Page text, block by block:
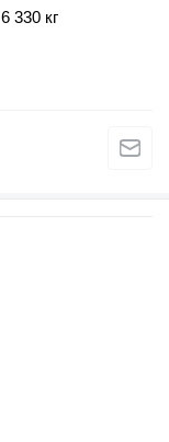
6 330 кг